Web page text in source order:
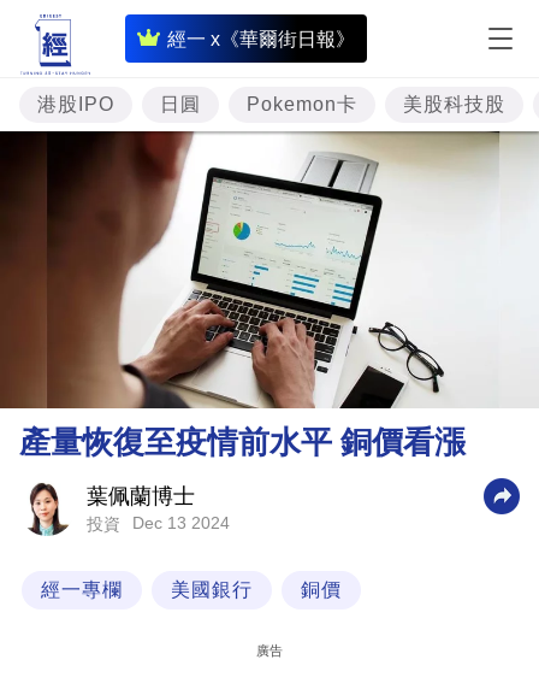
經一 x《華爾街日報》
即
時
財
經
專
投
樓
市
理
財
商
業
港股IPO 日圓 Pokemon卡 美股科技股
產量恢復至疫情前水平 銅價看漲
葉佩蘭博士
投資 Dec 13 2024
經一專欄 美國銀行 銅價
廣告